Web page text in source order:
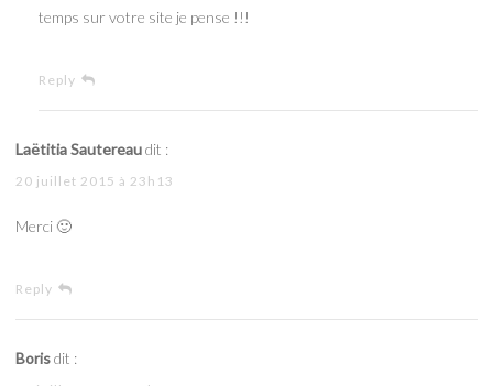
temps sur votre site je pense !!!
Reply
Laëtitia Sautereaudit :
20 juillet 2015 à 23h13
Merci 🙂
Reply
Borisdit :